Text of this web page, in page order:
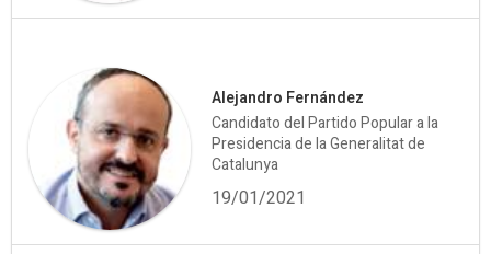
Alejandro Fernández
Candidato del Partido Popular a la
Presidencia de la Generalitat de
Catalunya
19/01/2021